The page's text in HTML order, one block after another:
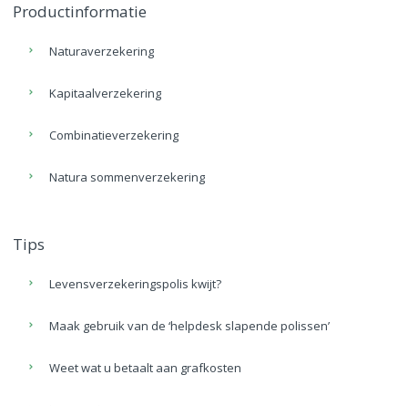
Productinformatie
Naturaverzekering
Kapitaalverzekering
Combinatieverzekering
Natura sommenverzekering
Tips
Levensverzekeringspolis kwijt?
Maak gebruik van de ‘helpdesk slapende polissen’
Weet wat u betaalt aan grafkosten